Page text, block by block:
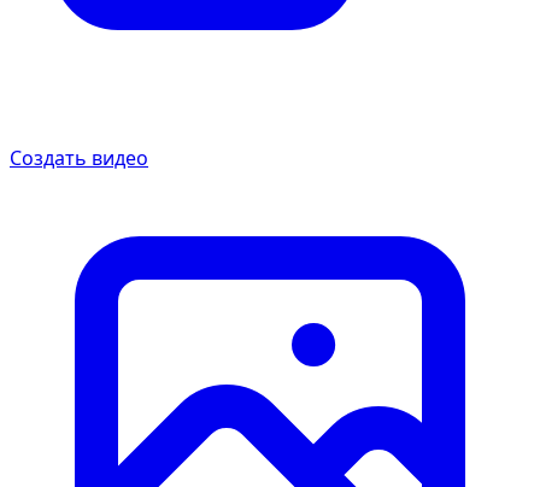
Создать видео